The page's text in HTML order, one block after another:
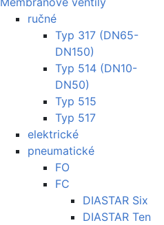
ručné
Typ 317 (DN65-
DN150)
Typ 514 (DN10-
DN50)
Typ 515
Typ 517
elektrické
pneumatické
FO
FC
DIASTAR Six
DIASTAR Ten